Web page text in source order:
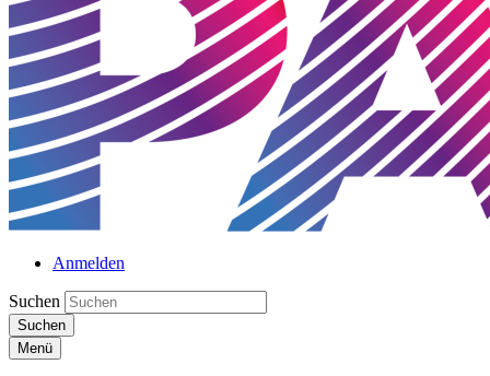
Anmelden
Suchen
Suchen
Menü